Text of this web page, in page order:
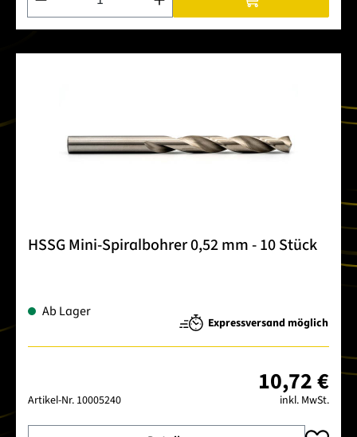
HSSG Mini-Spiralbohrer 0,52 mm - 10 Stück
Ab Lager
Expressversand möglich
Artikel-Nr. 10005240
10,72 €
inkl. MwSt.